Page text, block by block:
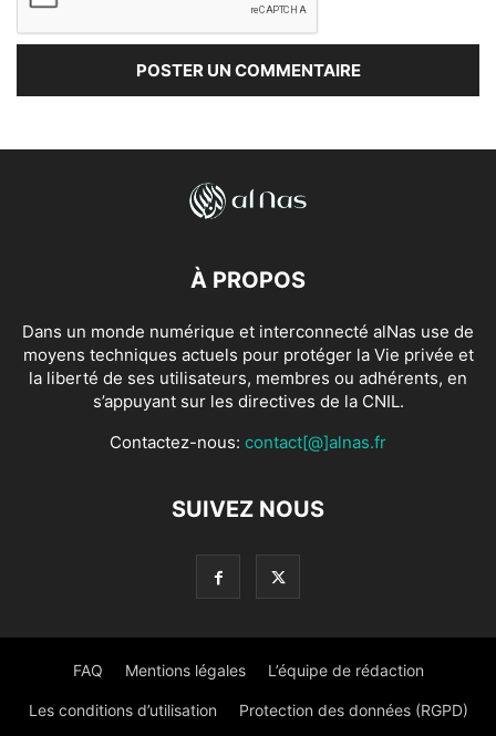
À PROPOS
Dans un monde numérique et interconnecté alNas use de
moyens techniques actuels pour protéger la Vie privée et
la liberté de ses utilisateurs, membres ou adhérents, en
s’appuyant sur les directives de la CNIL.
Contactez-nous: contact[@]alnas.fr
SUIVEZ NOUS
FAQ Mentions légales L’équipe de rédaction
Les conditions d’utilisation Protection des données (RGPD)